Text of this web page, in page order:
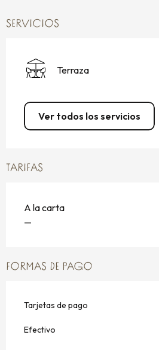
SERVICIOS
Terraza
Ver todos los servicios
TARIFAS
A la carta
—
FORMAS DE PAGO
Tarjetas de pago
Efectivo